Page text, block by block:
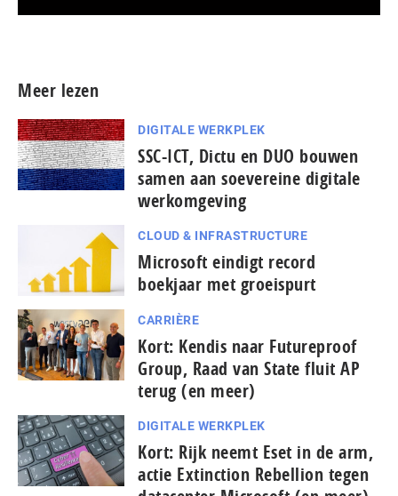
Meer lezen
DIGITALE WERKPLEK
SSC-ICT, Dictu en DUO bouwen
samen aan soevereine digitale
werkomgeving
CLOUD & INFRASTRUCTURE
Microsoft eindigt record
boekjaar met groeispurt
CARRIÈRE
Kort: Kendis naar Futureproof
Group, Raad van State fluit AP
terug (en meer)
DIGITALE WERKPLEK
Kort: Rijk neemt Eset in de arm,
actie Extinction Rebellion tegen